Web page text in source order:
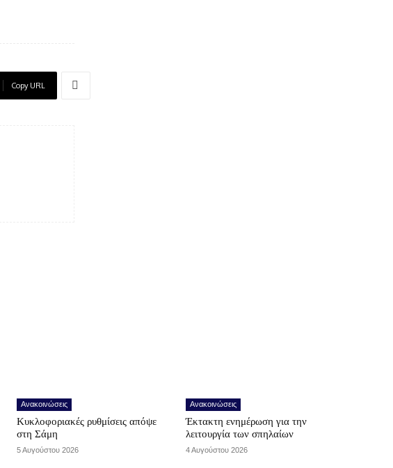
Copy URL
Ανακοινώσεις
Κυκλοφοριακές ρυθμίσεις απόψε
στη Σάμη
5 Αυγούστου 2026
Ανακοινώσεις
Έκτακτη ενημέρωση για την
λειτουργία των σπηλαίων
4 Αυγούστου 2026